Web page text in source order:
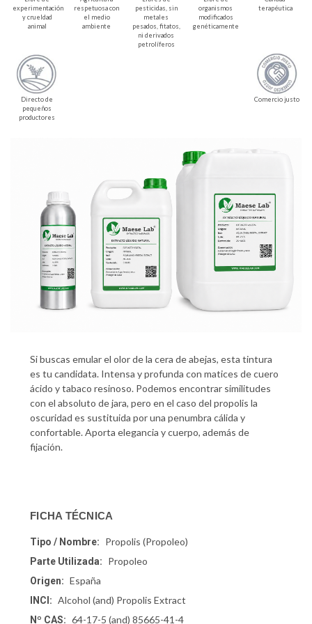
experimentación
y crueldad
animal
respetuosa con
el medio
ambiente
pesticidas, sin
metales
pesados, fitatos,
ni derivados
petrolíferos
organismos
modificados
genéticamente
terapéutica
Directo de
pequeños
productores
Comercio justo
FICHA TÉCNICA
Tipo / Nombre: Propolis (Propoleo)
Parte Utilizada: Propoleo
Origen: España
INCI: Alcohol (and) Propolis Extract
Nº CAS: 64-17-5 (and) 85665-41-4
Si buscas emular el olor de la cera de abejas, esta tintura
es tu candidata. Intensa y profunda con matices de cuero
ácido y tabaco resinoso. Podemos encontrar similitudes
con el absoluto de jara, pero en el caso del propolis la
oscuridad es sustituida por una penumbra cálida y
confortable. Aporta elegancia y cuerpo, además de
fijación.